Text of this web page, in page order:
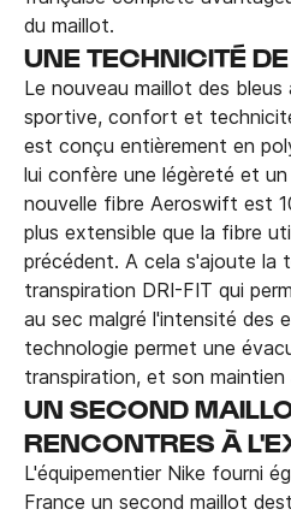
du maillot.
UNE TECHNICITÉ
Le nouveau maillot des bleus
sportive, confort et
est conçu entièrement en
lui confère une légèreté et
nouvelle fibre Aeroswift est
plus extensible que la fibre
précédent. A cela s'ajoute la
transpiration DRI-FIT qui
au sec malgré l'intensité
technologie permet une
transpiration, et son
UN SECOND
RENCONTRES À
L'équipementier Nike fourni
France un second maillot